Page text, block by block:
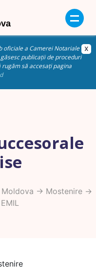
oficiale a Camerei Notariale
publicații de proceduri
să accesați pagina
-> Mostenire->